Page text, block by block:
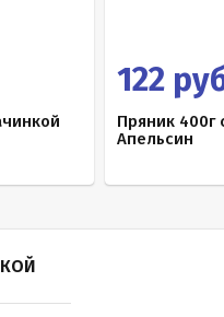
122
Пряник 400г
Апельсин